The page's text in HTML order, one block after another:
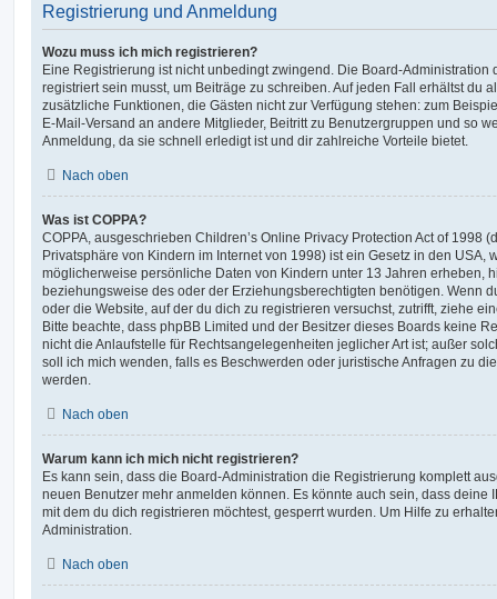
Registrierung und Anmeldung
Wozu muss ich mich registrieren?
Eine Registrierung ist nicht unbedingt zwingend. Die Board-Administration
registriert sein musst, um Beiträge zu schreiben. Auf jeden Fall erhältst du
zusätzliche Funktionen, die Gästen nicht zur Verfügung stehen: zum
E-Mail-Versand an andere Mitglieder, Beitritt zu Benutzergruppen und so
Anmeldung, da sie schnell erledigt ist und dir zahlreiche Vorteile bietet.
Nach oben
Was ist COPPA?
COPPA, ausgeschrieben Children’s Online Privacy Protection Act of 1998
Privatsphäre von Kindern im Internet von 1998) ist ein Gesetz in den USA,
möglicherweise persönliche Daten von Kindern unter 13 Jahren erheben,
beziehungsweise des oder der Erziehungsberechtigten benötigen. Wenn
oder die Website, auf der du dich zu registrieren versuchst, zutrifft, ziehe
Bitte beachte, dass phpBB Limited und der Besitzer dieses Boards keine
nicht die Anlaufstelle für Rechtsangelegenheiten jeglicher Art ist; außer
soll ich mich wenden, falls es Beschwerden oder juristische Anfragen zu
werden.
Nach oben
Warum kann ich mich nicht registrieren?
Es kann sein, dass die Board-Administration die Registrierung komplett
neuen Benutzer mehr anmelden können. Es könnte auch sein, dass deine
mit dem du dich registrieren möchtest, gesperrt wurden. Um Hilfe zu
Administration.
Nach oben